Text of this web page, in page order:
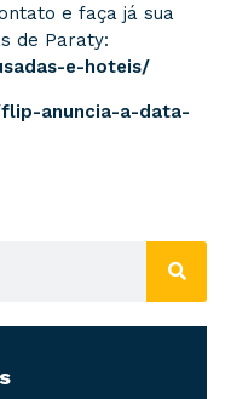
e faça já sua
de Paraty:
e-hoteis/
anuncia-a-data-